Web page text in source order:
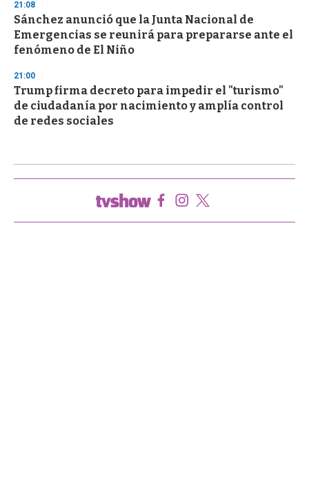
21:08
Sánchez anunció que la Junta Nacional de
Emergencias se reunirá para prepararse ante el
fenómeno de El Niño
21:00
Trump firma decreto para impedir el "turismo"
de ciudadanía por nacimiento y amplía control
de redes sociales